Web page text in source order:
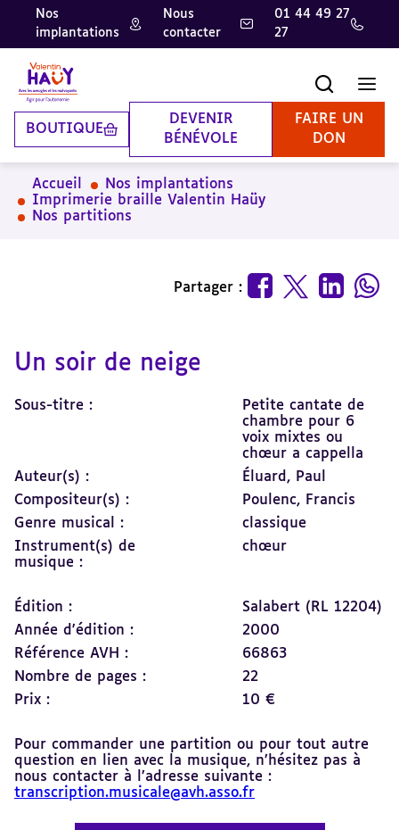
Aller
contenu
principal
Aller
pied
de
page
Aller
la
recherche
Nos
implantations
Nous
contacter
01 44 49 27
27
BOUTIQUE
DEVENIR
BÉNÉVOLE
FAIRE UN
DON
Accueil
Nos implantations
Imprimerie braille Valentin Haüy
Nos partitions
Partager :
Un soir de neige
Sous-titre :
Petite cantate de
chambre pour 6
voix mixtes ou
chœur a cappella
Auteur(s) :
Éluard, Paul
Compositeur(s) :
Poulenc, Francis
Genre musical :
classique
Instrument(s) de
musique :
chœur
Édition :
Salabert (RL 12204)
Année d'édition :
2000
Référence AVH :
66863
Nombre de pages :
22
Prix :
10 €
Pour commander une partition ou pour tout autre
question en lien avec la musique, n’hésitez pas à
nous contacter à l’adresse suivante :
transcription.musicale@avh.asso.fr